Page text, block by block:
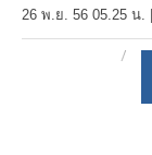
26 พ.ย. 56 05.25 น.